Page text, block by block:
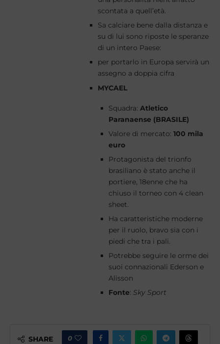
scontata a quell’età.
Sa calciare bene dalla distanza e
su di lui sono riposte le speranze
di un intero Paese:
per portarlo in Europa servirà un
assegno a doppia cifra
MYCAEL
Squadra: Atletico
Paranaense (BRASILE)
Valore di mercato: 100 mila
euro
Protagonista del trionfo
brasiliano è stato anche il
portiere, 18enne che ha
chiuso il torneo con 4 clean
sheet.
Ha caratteristiche moderne
per il ruolo, bravo sia con i
piedi che tra i pali.
Potrebbe seguire le orme dei
suoi connazionali Ederson e
Alisson
Fonte: Sky Sport
SHARE 0